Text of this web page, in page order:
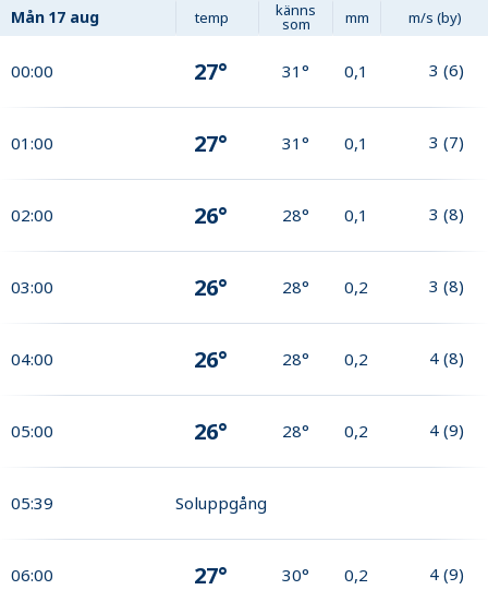
Mån 17 aug temp känns
som mm m/s (by)
00:00 27° 31° 0,1 3 (6)
01:00 27° 31° 0,1 3 (7)
02:00 26° 28° 0,1 3 (8)
03:00 26° 28° 0,2 3 (8)
04:00 26° 28° 0,2 4 (8)
05:00 26° 28° 0,2 4 (9)
05:39 Soluppgång
06:00 27° 30° 0,2 4 (9)